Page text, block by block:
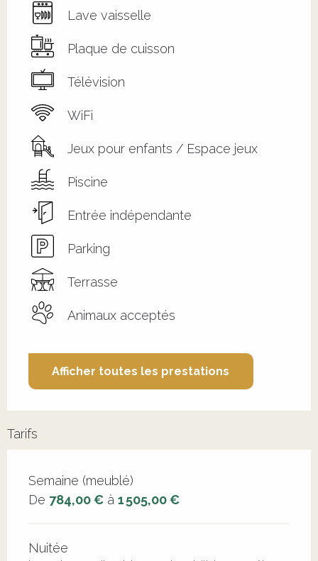
Lave vaisselle
Plaque de cuisson
Télévision
WiFi
Jeux pour enfants / Espace jeux
Piscine
Entrée indépendante
Parking
Terrasse
Animaux acceptés
Afficher toutes les prestations
Tarifs
Tarifs 2026
Semaine (meublé)
De 784,00 € à 1 505,00 €
Nuitée